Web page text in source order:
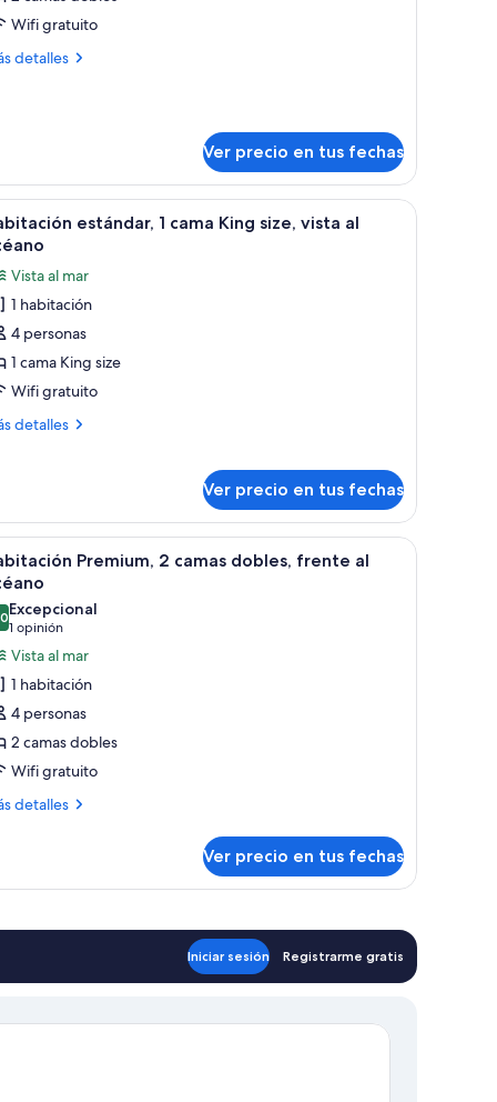
Wifi gratuito
detalles
Ver precio en tus fechas
y un cuadro en la pared.
silla, un tocador, una lámpara y un cuadro en la pared.
Habitación de hotel con cama, mesita de
2
estándar, 1 cama King size, vista al
Vista al mar
1 habitación
4 personas
1 cama King size
Wifi gratuito
detalles
Ver precio en tus fechas
Escritorio, espacio para trabajar con laptop
4
Premium, 2 camas dobles, frente al
de 10
Excepcional
1 opinión
(1
opinión)
Vista al mar
1 habitación
4 personas
2 camas dobles
Wifi gratuito
detalles
Ver precio en tus fechas
Iniciar sesión Registrarme gratis